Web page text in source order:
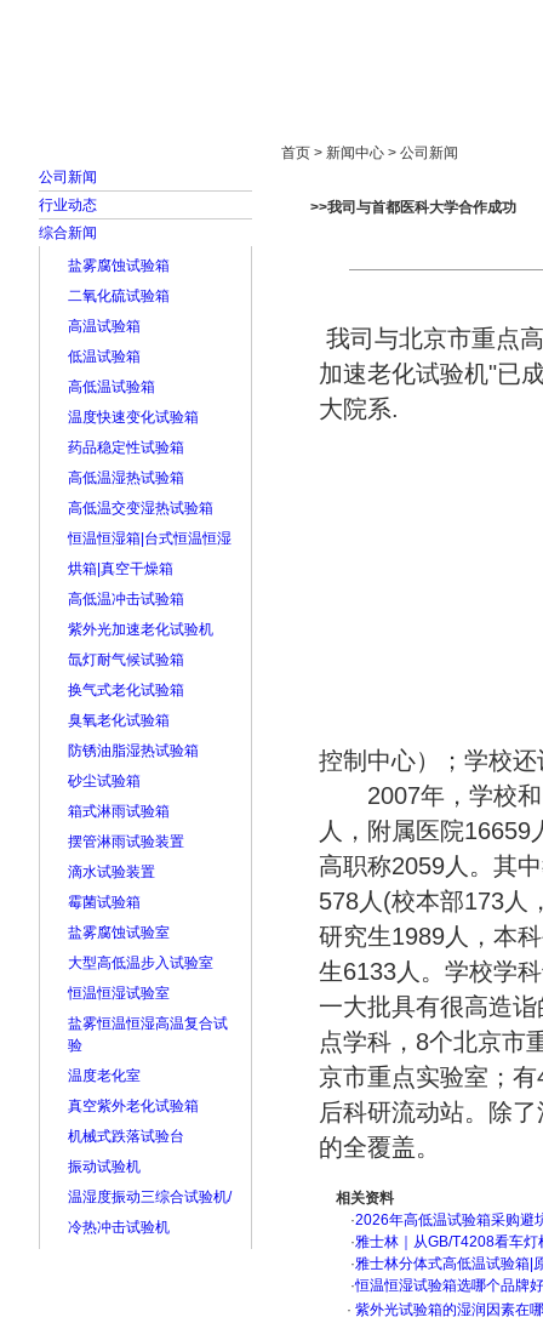
公司新闻
行业动态
综合新闻
盐雾腐蚀试验箱
二氧化硫试验箱
高温试验箱
低温试验箱
高低温试验箱
温度快速变化试验箱
药品稳定性试验箱
高低温湿热试验箱
高低温交变湿热试验箱
恒温恒湿箱|台式恒温恒湿
烘箱|真空干燥箱
高低温冲击试验箱
紫外光加速老化试验机
氙灯耐气候试验箱
换气式老化试验箱
臭氧老化试验箱
防锈油脂湿热试验箱
砂尘试验箱
箱式淋雨试验箱
摆管淋雨试验装置
滴水试验装置
霉菌试验箱
盐雾腐蚀试验室
大型高低温步入试验室
恒温恒湿试验室
盐雾恒温恒湿高温复合试
验
温度老化室
真空紫外老化试验箱
机械式跌落试验台
振动试验机
温湿度振动三综合试验机/
冷热冲击试验机
首页 > 新闻中心 > 公司新闻
>>我司与首都医科大学合作成功
我司与北京市重点
加速老化试验机"已
大院系.
控制中心）；学校
2007年，学校和
人，附属医院
高职称2059人。其
578人(校本部173人
研究生1989人，本
生6133人。学校学
一大批具有很高造
点学科，8个北京市
京市重点实验室；
后科研流动站。除
的全覆盖。
相关资料
·2026年高低温试验箱采购
·雅士林｜从GB/T4208看车
·雅士林分体式高低温试验箱|
·恒温恒湿试验箱选哪个品牌
· 紫外光试验箱的湿润因素在